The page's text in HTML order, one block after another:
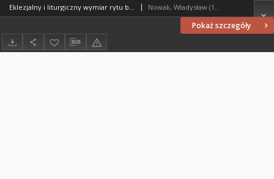
Pokaż szczegóły
Eklezjalny i liturgiczny wymiar rytu beatyfikacji Nowak, Władysław (1940- )